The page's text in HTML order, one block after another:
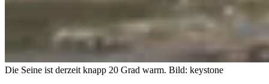
Die Seine ist derzeit knapp 20 Grad warm. Bild: keystone